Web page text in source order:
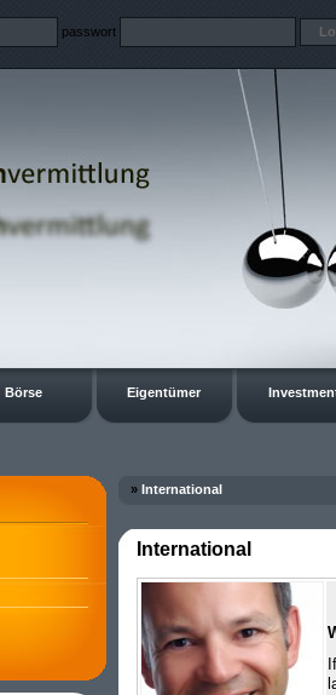
passwort
Börse Eigentümer
» International
International